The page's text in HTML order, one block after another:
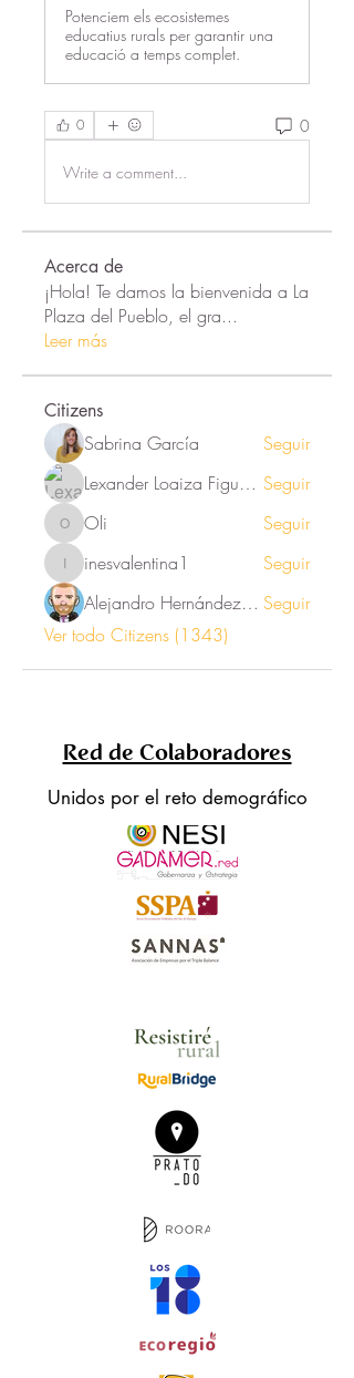
Potenciem els ecosistemes
educatius rurals per garantir una
educació a temps complet.
0 0
Write a comment...
Acerca de
¡Hola! Te damos la bienvenida a La
Plaza del Pueblo, el gra...
Leer más
Citizens
Sabrina García
Seguir
Lexander Loaiza Figueroa Seguir
Oli Oli Seguir
inesvalentina1
inesvalentina1
Seguir
Alejandro Hernández Renner Seguir
Ver todo Citizens (1343)
Red de Colaboradores
Unidos por el reto demográfico